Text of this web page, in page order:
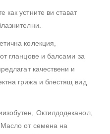
как устните ви стават
колекция,
гланцове и балсами за
качествени и
грижа и блестящ вид
Октилдодеканол,
от семена на